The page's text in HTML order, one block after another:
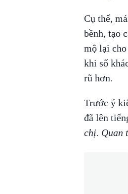
Cụ thể,
bềnh, tạo
mộ lại
khi số
rũ hơn.
Trước ý
đã lên
chị. Quan